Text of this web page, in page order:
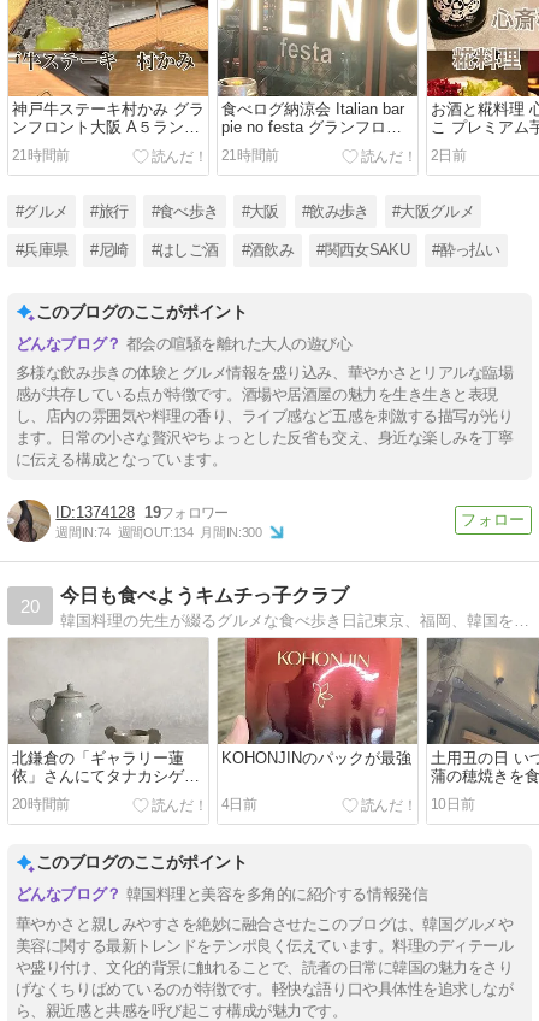
神戸牛ステーキ村かみ グラ
ンフロント大阪 A５ランク
高級鉄板焼 デート 大阪デ
ィナー 接待 わ
21時間前
食べログ納涼会 Italian bar
pie no festa グランフロン
ト イタリアン
21時間前
お酒と糀料理
こ プレミアム
白黒パンダご
豚 赤ワイン バ
2日前
#グルメ #旅行 #食べ歩き #大阪 #飲み歩き #大阪グルメ
#兵庫県 #尼崎 #はしご酒 #酒飲み #関西女SAKU #酔っ払い
このブログのここがポイント
都会の喧騒を離れた大人の遊び心
多様な飲み歩きの体験とグルメ情報を盛り込み、華やかさとリアルな臨場
感が共存している点が特徴です。酒場や居酒屋の魅力を生き生きと表現
し、店内の雰囲気や料理の香り、ライブ感など五感を刺激する描写が光り
ます。日常の小さな贅沢やちょっとした反省も交え、身近な楽しみを丁寧
に伝える構成となっています。
1374128 19
週間IN:74 週間OUT:134 月間IN:300
20
今日も食べようキムチっ子クラブ
北鎌倉の「ギャラリー蓮
依」さんにてタナカシゲオ
さんの器で召し上がって頂
く韓国料理会のお知らせ
20時間前
KOHONJINのパックが最強
4日前
土用丑の日 い
蒲の穂焼きを
10日前
このブログのここがポイント
韓国料理と美容を多角的に紹介する情報発信
華やかさと親しみやすさを絶妙に融合させたこのブログは、韓国グルメや
美容に関する最新トレンドをテンポ良く伝えています。料理のディテール
や盛り付け、文化的背景に触れることで、読者の日常に韓国の魅力をさり
げなくちりばめているのが特徴です。軽快な語り口や具体性を追求しなが
ら、親近感と共感を呼び起こす構成が魅力です。